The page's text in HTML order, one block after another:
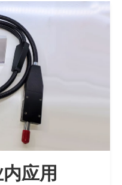
应用